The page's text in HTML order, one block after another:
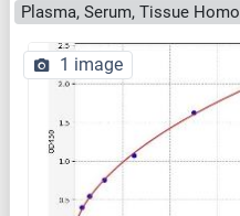
Plasma, Serum, Tissue
1 image